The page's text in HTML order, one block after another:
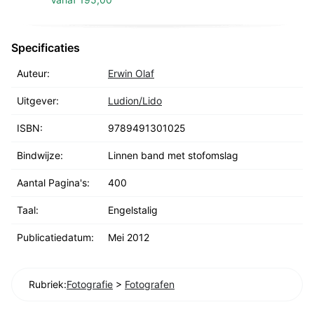
Specificaties
Auteur: Erwin Olaf
Uitgever: Ludion/Lido
ISBN: 9789491301025
Bindwijze: Linnen band met stofomslag
Aantal Pagina's: 400
Taal: Engelstalig
Publicatiedatum: Mei 2012
Rubriek:Fotografie > Fotografen